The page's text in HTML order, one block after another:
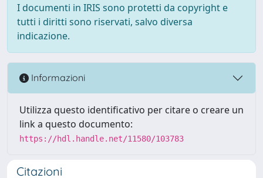
I documenti in IRIS sono protetti da copyright e
tutti i diritti sono riservati, salvo diversa
indicazione.
Informazioni
Utilizza questo identificativo per citare o creare un
link a questo documento:
https://hdl.handle.net/11580/103783
Citazioni